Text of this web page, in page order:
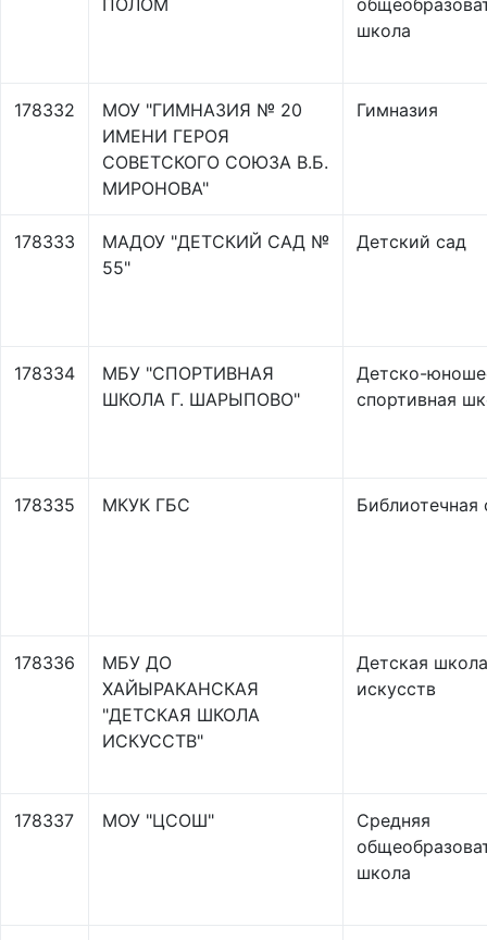
ПОЛОМ
школа
178332
МОУ "ГИМНАЗИЯ № 20
ИМЕНИ ГЕРОЯ
СОВЕТСКОГО СОЮЗА В.Б.
МИРОНОВА"
Гимназия
178333
МАДОУ "ДЕТСКИЙ САД №
55"
Детский сад
178334
МБУ "СПОРТИВНАЯ
ШКОЛА Г. ШАРЫПОВО"
Детско-
спортивная
178335 МКУК ГБС Библиотечная
178336
МБУ ДО
ХАЙЫРАКАНСКАЯ
"ДЕТСКАЯ ШКОЛА
ИСКУССТВ"
Детская школа
искусств
178337 МОУ "ЦСОШ"
Средняя
школа